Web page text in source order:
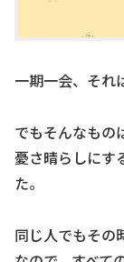
一期一会、それ
でもそんなもの
憂さ晴らしにす
た。
同じ人でもその